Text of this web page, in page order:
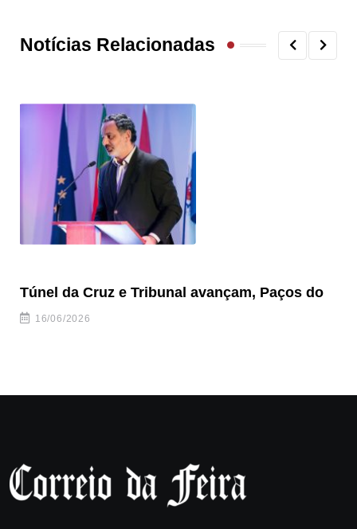
Notícias Relacionadas
Túnel da Cruz e Tribunal avançam, Paços do
16/06/2026